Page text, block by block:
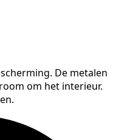
De metalen
om het interieur.